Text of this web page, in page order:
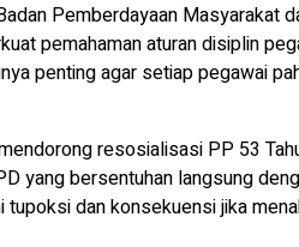
Pemberdayaan Masyarakat
pemahaman aturan disiplin
penting agar setiap pegawai
resosialisasi PP 53
yang bersentuhan langsung
dan konsekuensi jika